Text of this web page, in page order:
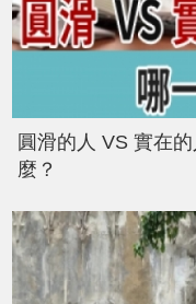
圓滑的人 VS 實在
麼？